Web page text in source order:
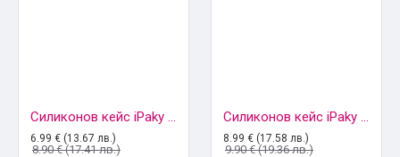
Силиконов кейс iPaky матиран, За Huawei P20 Lite, Черен
6.99 € (13.67 лв.)
8.90 € (17.41 лв.)
Силиконов кейс iPaky матиран, За iPhone 5/5s, Черен
8.99 € (17.58 лв.)
9.90 € (19.36 лв.)